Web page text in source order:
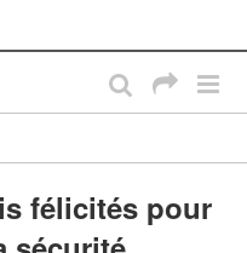
félicités pour